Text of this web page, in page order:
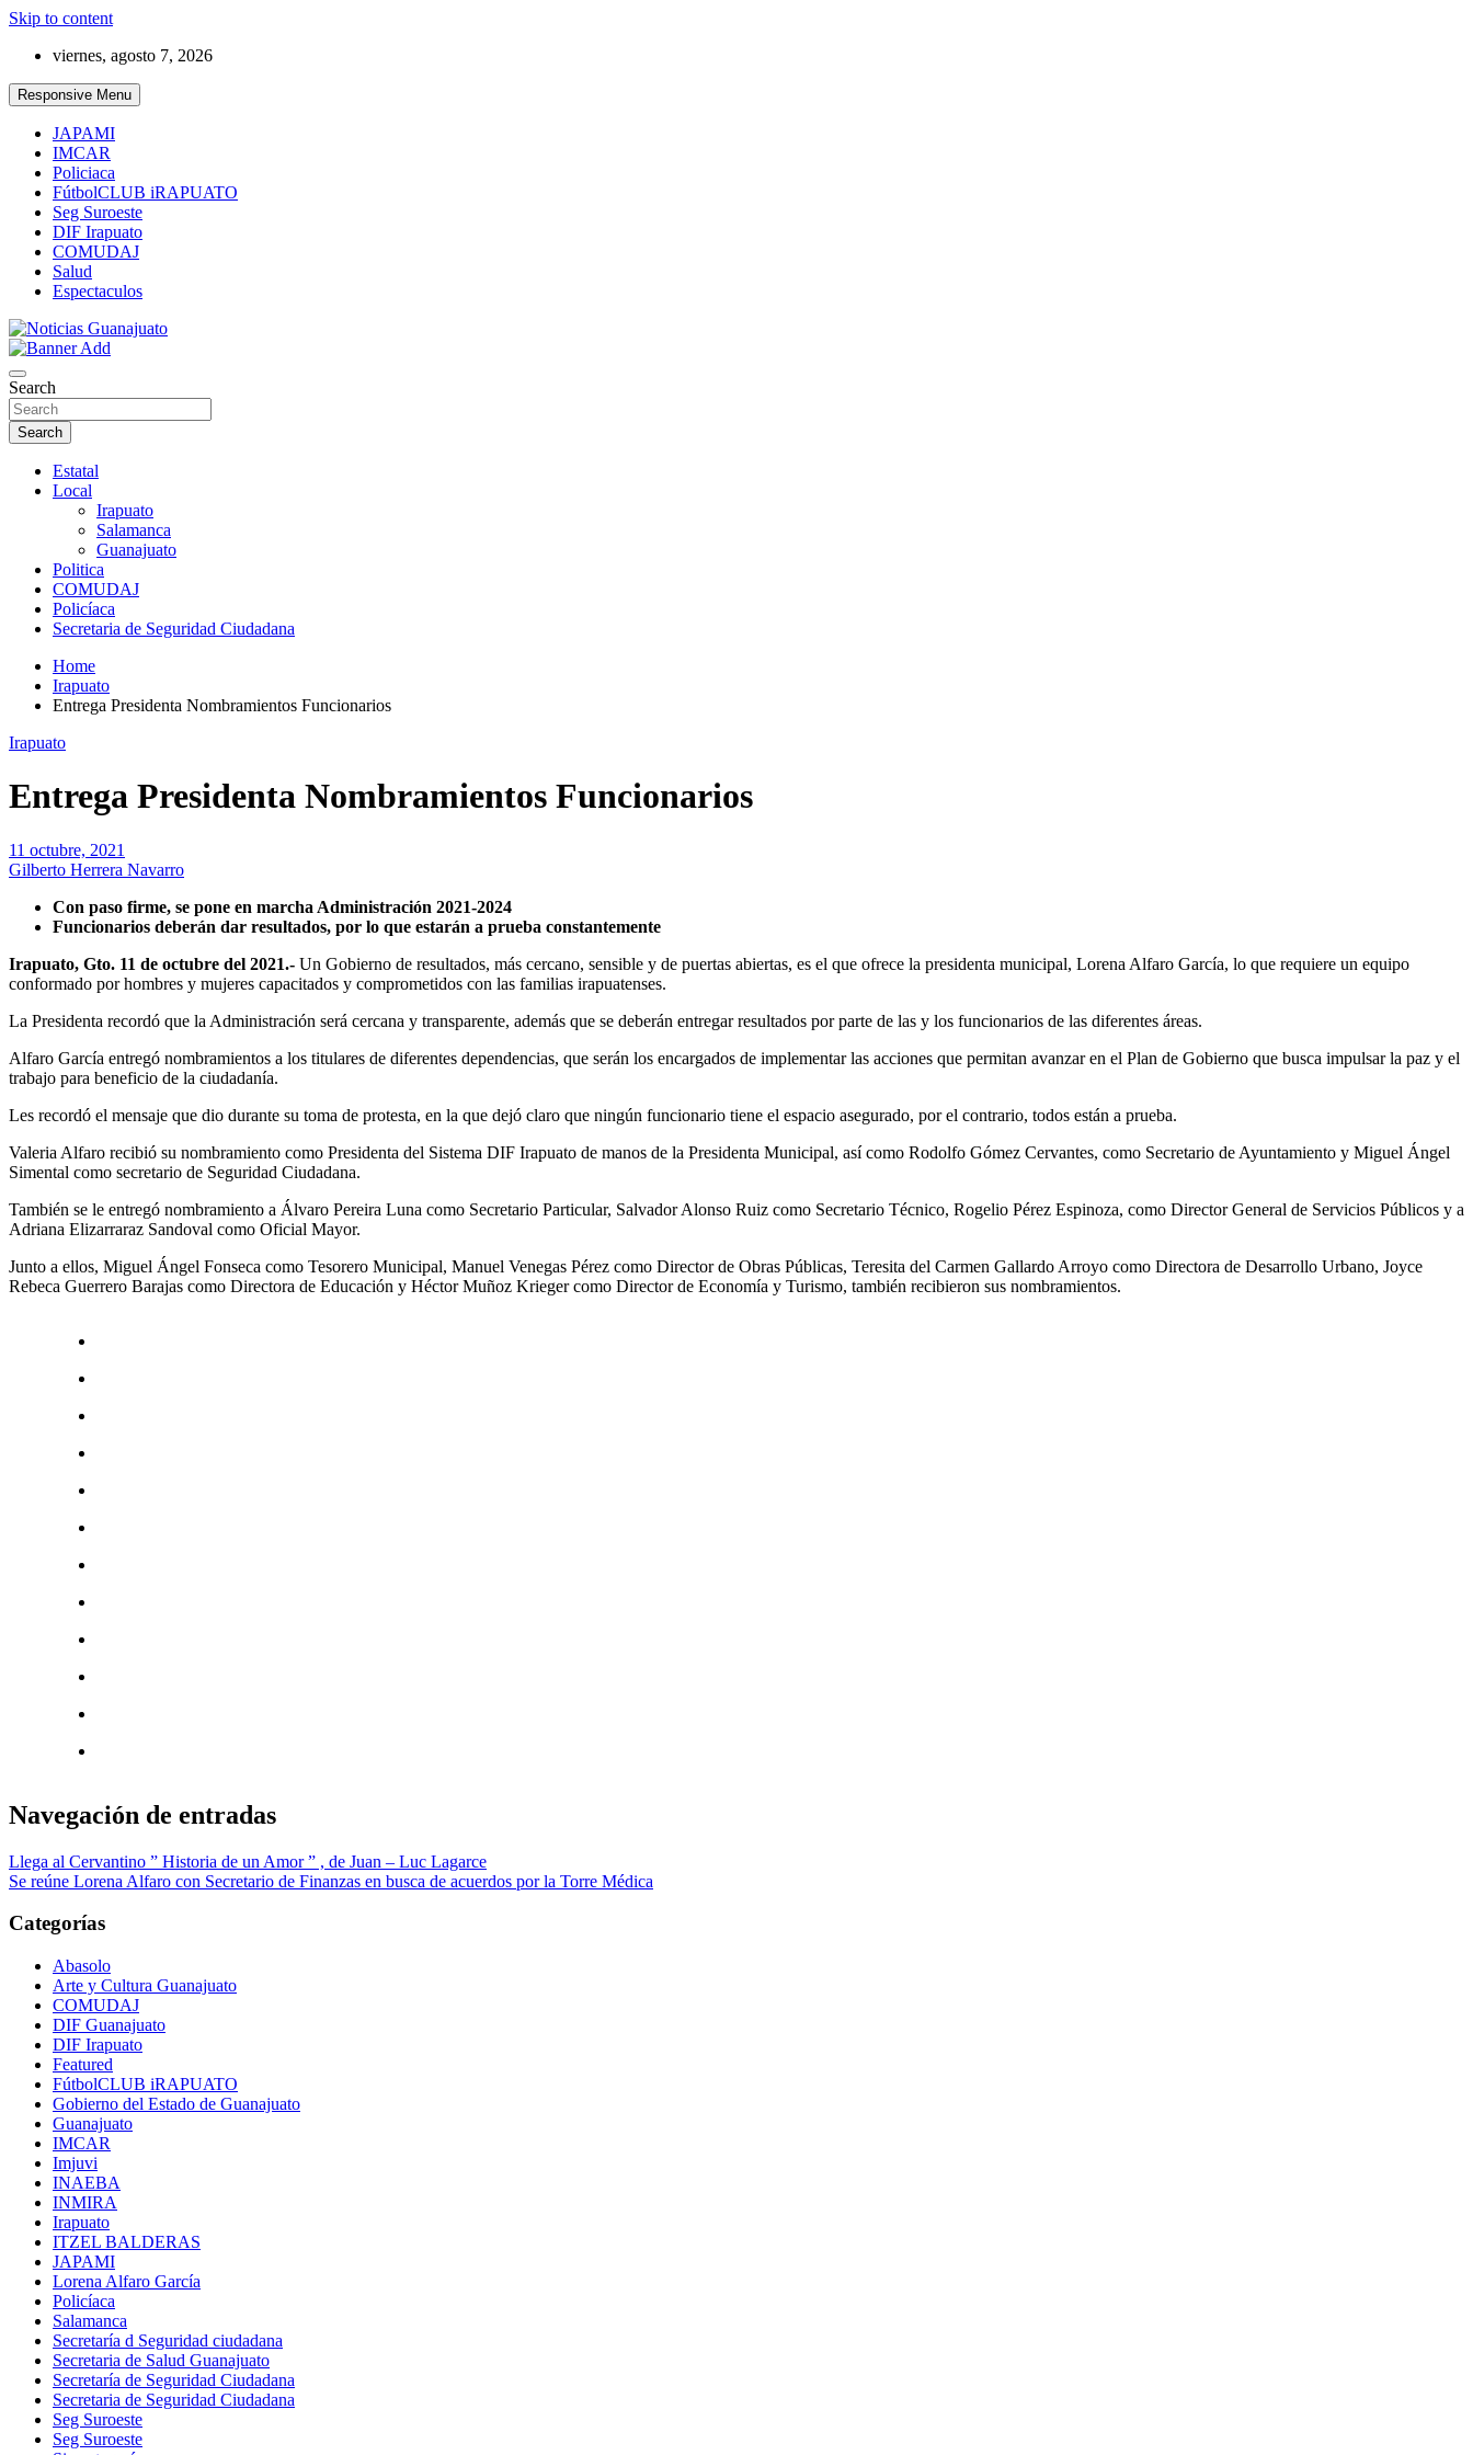
Skip to content
viernes, agosto 7, 2026
Responsive Menu
JAPAMI
IMCAR
Policiaca
FútbolCLUB iRAPUATO
Seg Suroeste
DIF Irapuato
COMUDAJ
Salud
Espectaculos
Noticias Guanajuato
Search
Search
Estatal
Local
Irapuato
Salamanca
Guanajuato
Politica
COMUDAJ
Policíaca
Secretaria de Seguridad Ciudadana
Home
Irapuato
Entrega Presidenta Nombramientos Funcionarios
Irapuato
Entrega Presidenta Nombramientos Funcionarios
11 octubre, 2021
Gilberto Herrera Navarro
Con paso firme, se pone en marcha Administración 2021-2024
Funcionarios deberán dar resultados, por lo que estarán a prueba constantemente
Irapuato, Gto. 11 de octubre del 2021.- Un Gobierno de resultados, más cercano, sensible y de puertas abiertas, es el que ofrece la presidenta municipal, Lorena Alfaro García, lo que requiere un equipo
conformado por hombres y mujeres capacitados y comprometidos con las familias irapuatenses.
La Presidenta recordó que la Administración será cercana y transparente, además que se deberán entregar resultados por parte de las y los funcionarios de las diferentes áreas.
Alfaro García entregó nombramientos a los titulares de diferentes dependencias, que serán los encargados de implementar las acciones que permitan avanzar en el Plan de Gobierno que busca impulsar la paz y el
trabajo para beneficio de la ciudadanía.
Les recordó el mensaje que dio durante su toma de protesta, en la que dejó claro que ningún funcionario tiene el espacio asegurado, por el contrario, todos están a prueba.
Valeria Alfaro recibió su nombramiento como Presidenta del Sistema DIF Irapuato de manos de la Presidenta Municipal, así como Rodolfo Gómez Cervantes, como Secretario de Ayuntamiento y Miguel Ángel
Simental como secretario de Seguridad Ciudadana.
También se le entregó nombramiento a Álvaro Pereira Luna como Secretario Particular, Salvador Alonso Ruiz como Secretario Técnico, Rogelio Pérez Espinoza, como Director General de Servicios Públicos y a
Adriana Elizarraraz Sandoval como Oficial Mayor.
Junto a ellos, Miguel Ángel Fonseca como Tesorero Municipal, Manuel Venegas Pérez como Director de Obras Públicas, Teresita del Carmen Gallardo Arroyo como Directora de Desarrollo Urbano, Joyce
Rebeca Guerrero Barajas como Directora de Educación y Héctor Muñoz Krieger como Director de Economía y Turismo, también recibieron sus nombramientos.
Navegación de entradas
Llega al Cervantino ” Historia de un Amor ” , de Juan – Luc Lagarce
Se reúne Lorena Alfaro con Secretario de Finanzas en busca de acuerdos por la Torre Médica
Categorías
Abasolo
Arte y Cultura Guanajuato
COMUDAJ
DIF Guanajuato
DIF Irapuato
Featured
FútbolCLUB iRAPUATO
Gobierno del Estado de Guanajuato
Guanajuato
IMCAR
Imjuvi
INAEBA
INMIRA
Irapuato
ITZEL BALDERAS
JAPAMI
Lorena Alfaro García
Policíaca
Salamanca
Secretaría d Seguridad ciudadana
Secretaria de Salud Guanajuato
Secretaría de Seguridad Ciudadana
Secretaria de Seguridad Ciudadana
Seg Suroeste
Seg Suroeste